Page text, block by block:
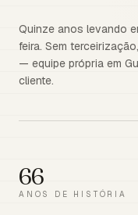
Quinze anos levando
feira. Sem
— equipe própria em
cliente.
66
ANOS DE HISTÓRIA